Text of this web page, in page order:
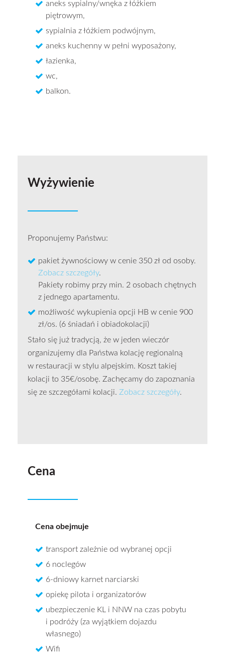
aneks sypialny/wnęka z łóżkiem
piętrowym,
sypialnia z łóżkiem podwójnym,
aneks kuchenny w pełni wyposażony,
łazienka,
wc,
balkon.
Wyżywienie
Proponujemy Państwu:
pakiet żywnościowy w cenie 350 zł od osoby.
Zobacz szczegóły.
Pakiety robimy przy min. 2 osobach chętnych
z jednego apartamentu.
możliwość wykupienia opcji HB w cenie 900
zł/os. (6 śniadań i obiadokolacji)
Stało się już tradycją, że w jeden wieczór
organizujemy dla Państwa kolację regionalną
w restauracji w stylu alpejskim. Koszt takiej
kolacji to 35€/osobę. Zachęcamy do zapoznania
się ze szczegółami kolacji. Zobacz szczegóły.
Cena
Cena obejmuje
transport zależnie od wybranej opcji
6 noclegów
6-dniowy karnet narciarski
opiekę pilota i organizatorów
ubezpieczenie KL i NNW na czas pobytu
i podróży (za wyjątkiem dojazdu
własnego)
Wifi